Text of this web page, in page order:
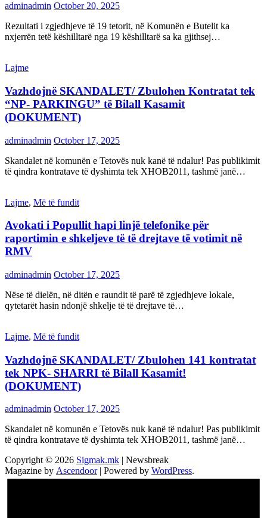
adminadmin October 20, 2025
Rezultati i zgjedhjeve të 19 tetorit, në Komunën e Butelit ka
nxjerrën tetë këshilltarë nga 19 këshilltarë sa ka gjithsej…
Lajme
Vazhdojnë SKANDALET/ Zbulohen Kontratat tek
“NP- PARKINGU” të Bilall Kasamit
(DOKUMENT)
adminadmin October 17, 2025
Skandalet në komunën e Tetovës nuk kanë të ndalur! Pas publikimit
të qindra kontratave të dyshimta tek XHOB2011, tashmë janë…
Lajme, Më të fundit
Avokati i Popullit hapi linjë telefonike për
raportimin e shkeljeve të të drejtave të votimit në
RMV
adminadmin October 17, 2025
Nëse të dielën, në ditën e raundit të parë të zgjedhjeve lokale,
qytetarët hasin ndonjë shkelje të të drejtave të…
Lajme, Më të fundit
Vazhdojnē SKANDALET/ Zbulohen 141 kontratat
tek NPK- SHARRI të Bilall Kasamit!
(DOKUMENT)
adminadmin October 17, 2025
Skandalet në komunën e Tetovës nuk kanë të ndalur! Pas publikimit
të qindra kontratave të dyshimta tek XHOB2011, tashmë janë…
Copyright © 2026 Sigmak.mk | Newsbreak
Magazine by Ascendoor| Powered by WordPress.